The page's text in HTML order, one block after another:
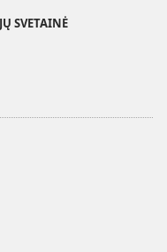
SVETAINĖ